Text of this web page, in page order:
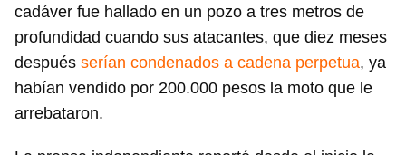
cadáver fue hallado en un pozo a tres metros de
profundidad cuando sus atacantes, que diez meses
después serían condenados a cadena perpetua, ya
habían vendido por 200.000 pesos la moto que le
arrebataron.